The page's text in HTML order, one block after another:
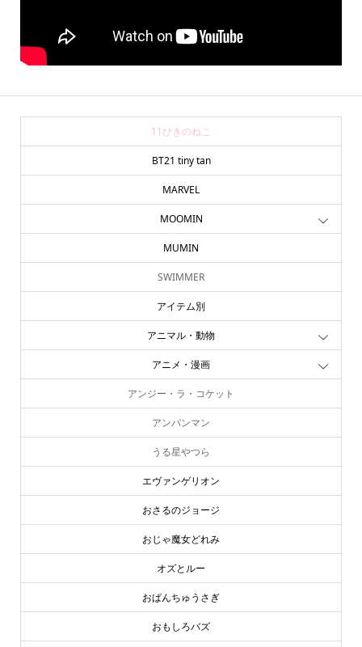
11ぴきのねこ
BT21 tiny tan
MARVEL
MOOMIN
MUMIN
SWIMMER
アイテム別
アニマル・動物
アニメ・漫画
アンジー・ラ・コケット
アンパンマン
うる星やつら
エヴァンゲリオン
おさるのジョージ
おじゃ魔女どれみ
オズとルー
おぱんちゅうさぎ
おもしろバズ